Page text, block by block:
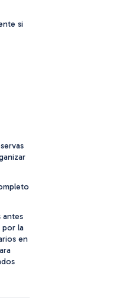
si
antes
por la
en